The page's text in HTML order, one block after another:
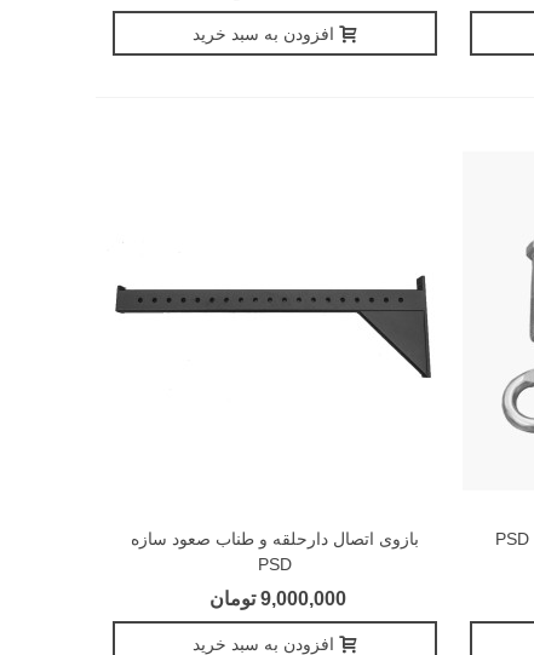
افزودن به سبد خرید
بازوی اتصال دارحلقه و طناب صعود سازه
PSD
9,000,000 تومان
افزودن به سبد خرید